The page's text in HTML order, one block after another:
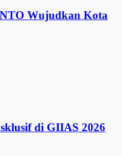
Wujudkan Kota
di GIIAS 2026